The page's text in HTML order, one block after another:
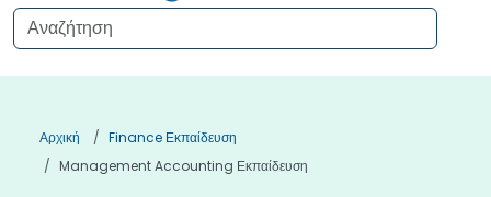
Αρχική
Finance Εκπαίδευση
Management Accounting Εκπαίδευση